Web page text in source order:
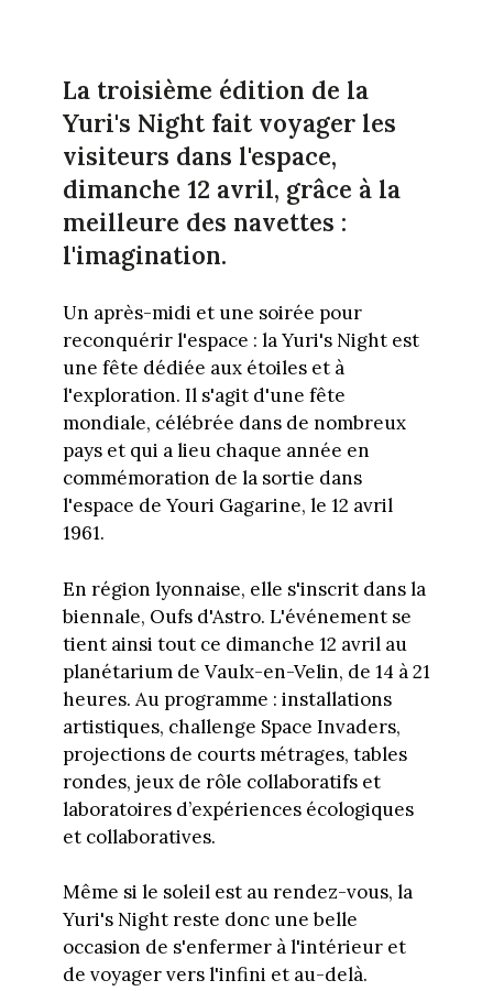
La troisième édition de la
Yuri's Night fait voyager les
visiteurs dans l'espace,
dimanche 12 avril, grâce à la
meilleure des navettes :
l'imagination.
Un après-midi et une soirée pour
reconquérir l'espace : la Yuri's Night est
une fête dédiée aux étoiles et à
l'exploration. Il s'agit d'une fête
mondiale, célébrée dans de nombreux
pays et qui a lieu chaque année en
commémoration de la sortie dans
l'espace de Youri Gagarine, le 12 avril
1961.
En région lyonnaise, elle s'inscrit dans la
biennale, Oufs d'Astro. L'événement se
tient ainsi tout ce dimanche 12 avril au
planétarium de Vaulx-en-Velin, de 14 à 21
heures. Au programme : installations
artistiques, challenge Space Invaders,
projections de courts métrages, tables
rondes, jeux de rôle collaboratifs et
laboratoires d’expériences écologiques
et collaboratives.
Même si le soleil est au rendez-vous, la
Yuri's Night reste donc une belle
occasion de s'enfermer à l'intérieur et
de voyager vers l'infini et au-delà.